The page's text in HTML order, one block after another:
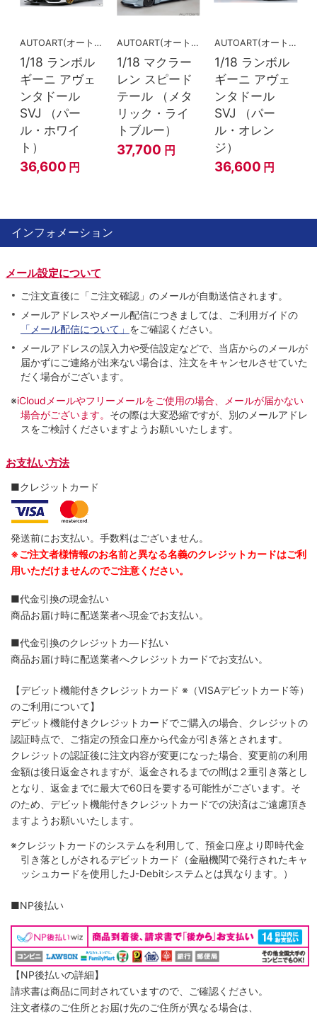
AUTOART(オートアート)
1/18 ランボル
ギーニ アヴェ
ンタドール
SVJ （パー
ル・ホワイ
ト）
36,600 円
AUTOART(オートアート)
1/18 マクラー
レン スピード
テール （メタ
リック・ライ
トブルー）
37,700 円
AUTOART(オートアート)
1/18 ランボル
ギーニ アヴェ
ンタドール
SVJ （パー
ル・オレン
ジ）
36,600 円
インフォメーション
メール設定について
ご注文直後に「ご注文確認」のメールが自動送信されます。
メールアドレスやメール配信につきましては、ご利用ガイドの
「メール配信について」 をご確認ください。
メールアドレスの誤入力や受信設定などで、当店からのメールが
届かずにご連絡が出来ない場合は、注文をキャンセルさせていた
だく場合がございます。
※iCloudメールやフリーメールをご使用の場合、メールが届かない
場合がございます。 その際は大変恐縮ですが、別のメールアドレ
スをご検討くださいますようお願いいたします。
お支払い方法
■クレジットカード
発送前にお支払い。手数料はございません。
※ご注文者様情報のお名前と異なる名義のクレジットカードはご利
用いただけませんのでご注意ください。
■代金引換の現金払い
商品お届け時に配送業者へ現金でお支払い。
■代金引換のクレジットカ―ド払い
商品お届け時に配送業者へクレジットカードでお支払い。
【デビット機能付きクレジットカード ※（VISAデビットカード等）
のご利用について】
デビット機能付きクレジットカードでご購入の場合、クレジットの
認証時点で、ご指定の預金口座から代金が引き落とされます。
クレジットの認証後に注文内容が変更になった場合、変更前の利用
金額は後日返金されますが、返金されるまでの間は２重引き落とし
となり、返金までに最大で60日を要する可能性がございます。そ
のため、デビット機能付きクレジットカードでの決済はご遠慮頂き
ますようお願いいたします。
※クレジットカードのシステムを利用して、預金口座より即時代金
引き落としがされるデビットカード（金融機関で発行されたキャ
ッシュカードを使用したJ-Debitシステムとは異なります。）
■NP後払い
【NP後払いの詳細】
請求書は商品に同封されていますので、ご確認ください。
注文者様のご住所とお届け先のご住所が異なる場合は、